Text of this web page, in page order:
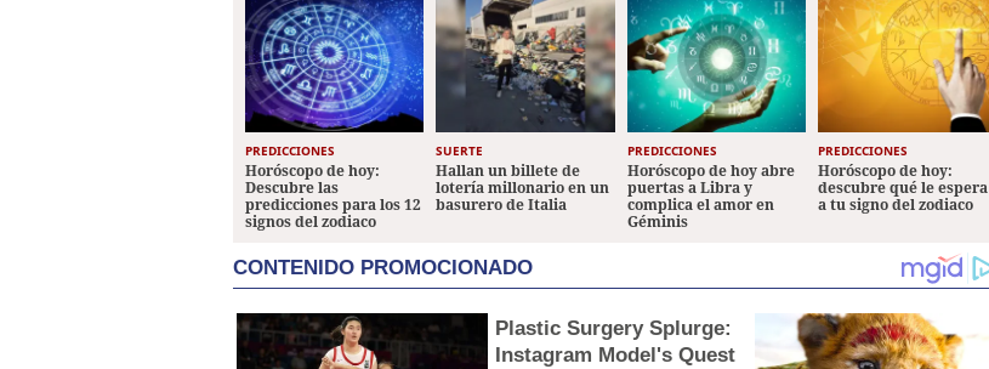
PREDICCIONES
Horóscopo de hoy:
Descubre las
predicciones para los 12
signos del zodiaco
SUERTE
Hallan un billete de
lotería millonario en un
basurero de Italia
PREDICCIONES
Horóscopo de hoy abre
puertas a Libra y
complica el amor en
Géminis
PREDICCIONES
Horóscopo de hoy:
descubre qué le espera
a tu signo del zodiaco
CONTENIDO PROMOCIONADO
Plastic Surgery Splurge:
Instagram Model's Quest